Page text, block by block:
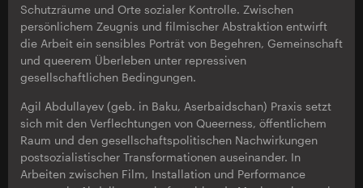
Schutzräume und Orte sozialer Kontrolle. Zwischen
persönlichem Zeugnis und filmischer Abstraktion entwirft
die Arbeit ein sensibles Porträt von Begehren, Gemeinschaft
und queerem Überleben unter repressiven
gesellschaftlichen Bedingungen.
Agil Abdullayev (geb. in Baku, Aserbaidschan) Praxis setzt
sich mit den Verflechtungen von Queerness, öffentlichem
Raum und den gesellschaftspolitischen Nachwirkungen
postsozialistischer Transformationen auseinander. In
Arbeiten zwischen Film, Installation und Performance